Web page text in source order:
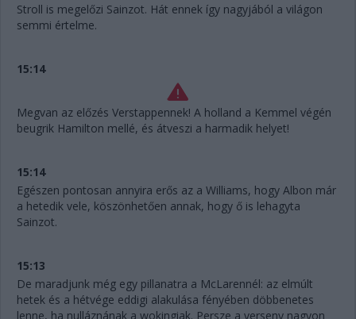
Stroll is megelőzi Sainzot. Hát ennek így nagyjából a világon
semmi értelme.
15:14
Megvan az előzés Verstappennek! A holland a Kemmel végén
beugrik Hamilton mellé, és átveszi a harmadik helyet!
15:14
Egészen pontosan annyira erős az a Williams, hogy Albon már
a hetedik vele, köszönhetően annak, hogy ő is lehagyta
Sainzot.
15:13
De maradjunk még egy pillanatra a McLarennél: az elmúlt
hetek és a hétvége eddigi alakulása fényében döbbenetes
lenne, ha nulláznának a wokingiak. Persze a verseny nagyon